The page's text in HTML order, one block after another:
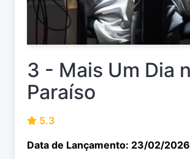
3 - Mais Um Dia
Paraíso
5.3
Data de Lançamento: 23/02/2026